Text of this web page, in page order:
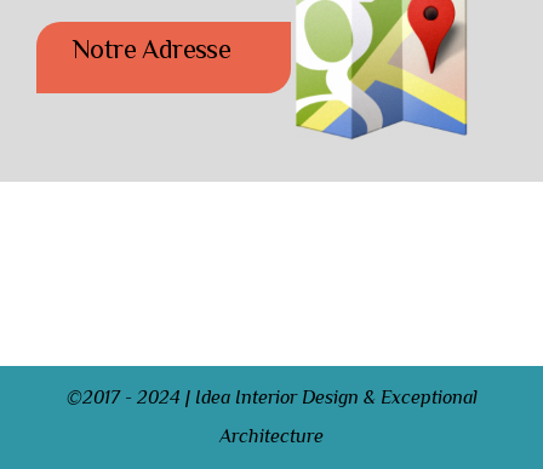
Notre Adresse
©2017 - 2024 | Idea Interior Design & Exceptional
Architecture